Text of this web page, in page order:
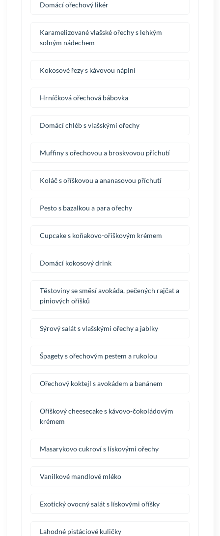
Domácí ořechový likér
Karamelizované vlašské ořechy s lehkým
solným nádechem
Kokosové řezy s kávovou náplní
Hrníčková ořechová bábovka
Domácí chléb s vlašskými ořechy
Muffiny s ořechovou a broskvovou příchutí
Koláč s oříškovou a ananasovou příchutí
Pesto s bazalkou a para ořechy
Cupcake s koňakovo-oříškovým krémem
Domácí kokosový drink
Těstoviny se směsí avokáda, pečených rajčat a
piniových oříšků
Sýrový salát s vlašskými ořechy a jablky
Špagety s ořechovým pestem a rukolou
Ořechový koktejl s avokádem a banánem
Oříškový cheesecake s kávovo-čokoládovým
krémem
Masarykovo cukroví s lískovými ořechy
Vanilkové mandlové mléko
Exotický ovocný salát s lískovými oříšky
Lahodné pistáciové kuličky